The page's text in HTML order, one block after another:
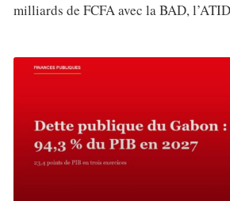
milliards de FCFA avec la BAD,